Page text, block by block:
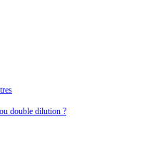
double dilution ?